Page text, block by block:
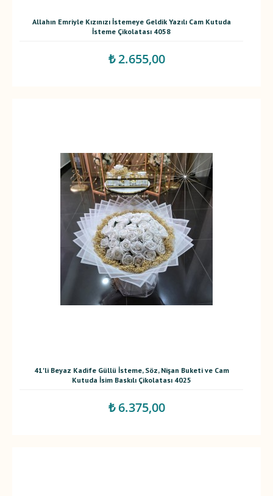
Allahın Emriyle Kızınızı İstemeye Geldik Yazılı Cam Kutuda
İsteme Çikolatası 4058
₺ 2.655,00
41'li Beyaz Kadife Güllü İsteme, Söz, Nişan Buketi ve Cam
Kutuda İsim Baskılı Çikolatası 4025
₺ 6.375,00